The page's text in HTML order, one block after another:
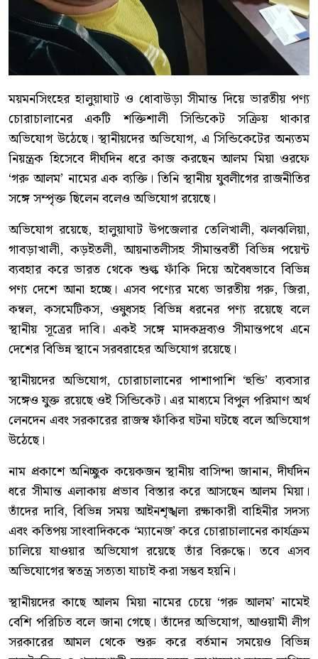
ময়মনসিংহের হালুয়াঘাট ও ধোবাউড়া সীমান্ত দিয়ে ভারতীয় পণ্য
চোরাচালানের একটি শক্তিশালী সিন্ডিকেট সক্রিয় থাকার
অভিযোগ উঠেছে। স্থানীয়দের অভিযোগ, এ সিন্ডিকেটের অন্যতম
নিয়ন্ত্রক হিসেবে দীর্ঘদিন ধরে কাজ করছেন আলম মিয়া ওরফে
‘গরু আলম’ নামের এক ব্যক্তি। তিনি স্থানীয় যুবলীগের রাজনীতির
সঙ্গে সম্পৃক্ত ছিলেন বলেও অভিযোগ রয়েছে।
অভিযোগ রয়েছে, হালুয়াঘাট উপজেলার তেলিখালী, ঝলঝলিয়া,
গাবড়াখালী, কড়ইতলী, আয়নাতলীসহ সীমান্তবর্তী বিভিন্ন পয়েন্ট
ব্যবহার করে ভারত থেকে শুল্ক ফাঁকি দিয়ে অবৈধভাবে বিভিন্ন
পণ্য দেশে আনা হচ্ছে। এসব পণ্যের মধ্যে ভারতীয় গরু, জিরা,
কম্বল, কসমেটিকস, ওষুধসহ বিভিন্ন ধরনের পণ্য রয়েছে বলে
স্থানীয় সূত্রের দাবি। একই সঙ্গে মাদকদ্রব্যও সীমান্তপথে এনে
দেশের বিভিন্ন স্থানে সরবরাহের অভিযোগ রয়েছে।
স্থানীয়দের অভিযোগ, চোরাচালানের পাশাপাশি ‘হুন্ডি’ ব্যবসার
সঙ্গেও যুক্ত রয়েছে ওই সিন্ডিকেট। এর মাধ্যমে বিপুল পরিমাণ অর্থ
লেনদেন এবং সরকারের রাজস্ব ফাঁকির ঘটনা ঘটছে বলে অভিযোগ
উঠেছে।
নাম প্রকাশে অনিচ্ছুক কয়েকজন স্থানীয় বাসিন্দা জানান, দীর্ঘদিন
ধরে সীমান্ত এলাকায় প্রভাব বিস্তার করে আসছেন আলম মিয়া।
তাঁদের দাবি, বিভিন্ন সময় আইনশৃঙ্খলা রক্ষাকারী বাহিনীর সদস্য
এবং কতিপয় সাংবাদিককে ‘ম্যানেজ’ করে চোরাচালানের কার্যক্রম
চালিয়ে যাওয়ার অভিযোগ রয়েছে তাঁর বিরুদ্ধে। তবে এসব
অভিযোগের স্বতন্ত্র সত্যতা যাচাই করা সম্ভব হয়নি।
স্থানীয়দের কাছে আলম মিয়া নামের চেয়ে ‘গরু আলম’ নামেই
বেশি পরিচিত বলে জানা গেছে। তাঁদের অভিযোগ, আওয়ামী লীগ
সরকারের আমল থেকে শুরু করে বর্তমান সময়েও বিভিন্ন